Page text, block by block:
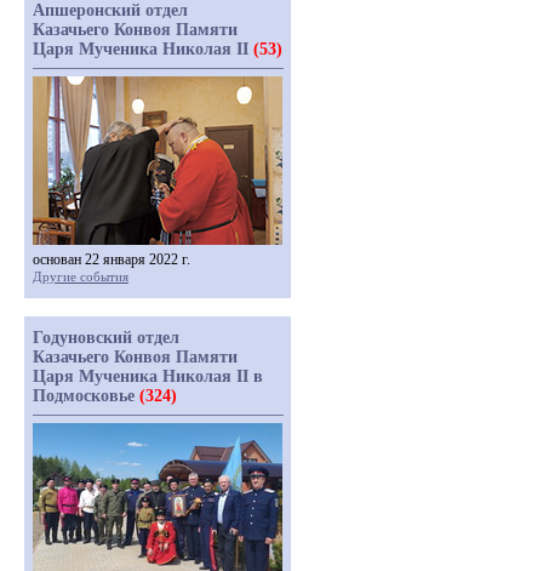
Апшеронский отдел
Казачьего Конвоя Памяти
Царя Мученика Николая II (53)
основан 22 января 2022 г.
Другие события
Годуновский отдел
Казачьего Конвоя Памяти
Царя Мученика Николая II в
Подмосковье (324)